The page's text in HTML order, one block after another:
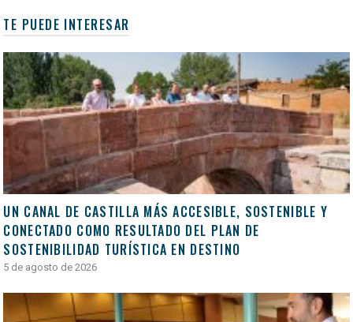
TE PUEDE INTERESAR
UN CANAL DE CASTILLA MÁS ACCESIBLE, SOSTENIBLE Y
CONECTADO COMO RESULTADO DEL PLAN DE
SOSTENIBILIDAD TURÍSTICA EN DESTINO
5 de agosto de 2026